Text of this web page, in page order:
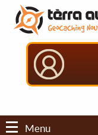
Pasar
contenido
principal
Pasar
menú
principal
Pasar
principal
Menu